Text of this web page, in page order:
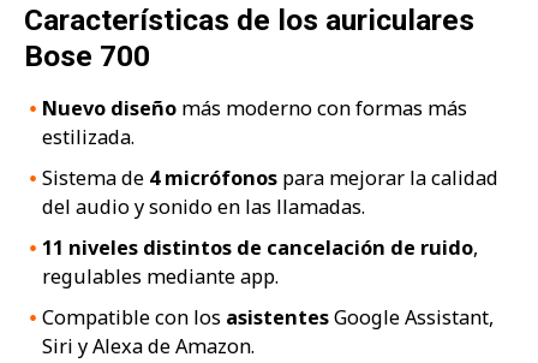
Características de los auriculares
Bose 700
Nuevo diseño más moderno con formas más
estilizada.
Sistema de 4 micrófonos para mejorar la calidad
del audio y sonido en las llamadas.
11 niveles distintos de cancelación de ruido,
regulables mediante app.
Compatible con los asistentesGoogle Assistant,
Siri y Alexa de Amazon.